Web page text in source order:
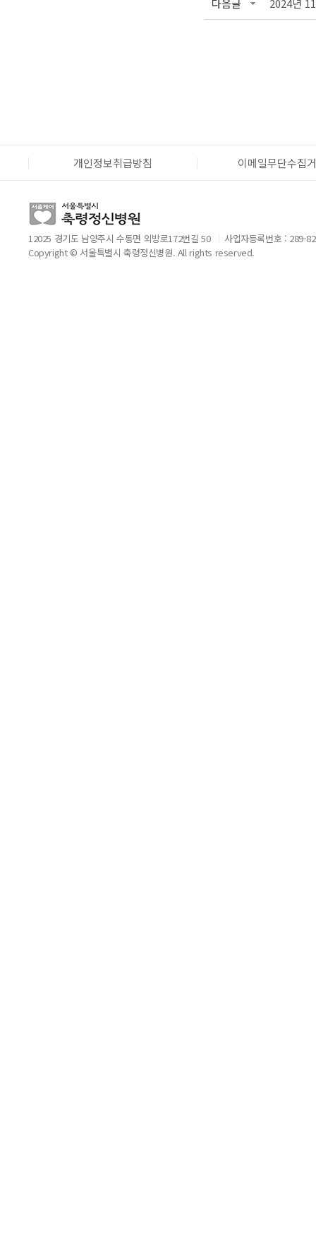
다음글
2024년
개인정보취급방침 이메일무단수집
12025 경기도 남양주시 수동면 외방로172번길 50
사업자등록번호 : 289-
Copyright © 서울특별시 축령정신병원. All rights reserved.